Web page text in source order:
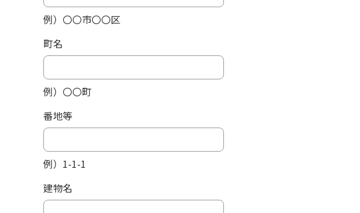
例）〇〇市〇〇区
町名
例）〇〇町
番地等
例）1-1-1
建物名